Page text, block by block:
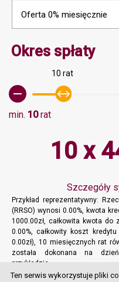
Oferta 0% miesięcznie
Okres spłaty
10 rat
min. 10rat
10 x
Szczegóły
Przykład reprezentatywny:
(RRSO) wynosi 0.00%, kwota
1000.00zł, całkowita kwota do
0.00%, całkowity koszt
0.00zł), 10 miesięcznych rat
została dokonana na
przykładzie.
Ten serwis wykorzystuje pliki